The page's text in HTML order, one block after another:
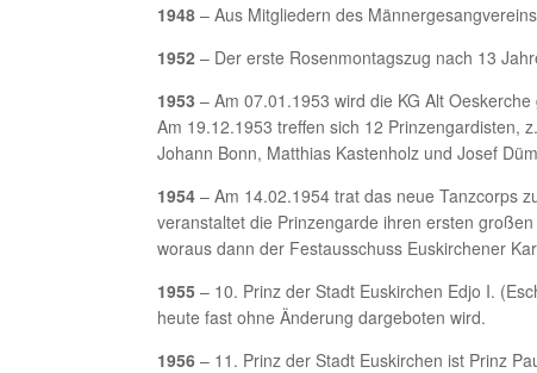
1948 – Aus Mitgliedern des
1952 – Der erste Rosenmontagszug nach 13
1953 – Am 07.01.1953 wird die KG Alt
Am 19.12.1953 treffen sich 12 Prinzengardisten,
Johann Bonn, Matthias Kastenholz und Josef
1954 – Am 14.02.1954 trat das neue Tanzcorps
veranstaltet die Prinzengarde ihren ersten
woraus dann der Festausschuss Euskirchener
1955 – 10. Prinz der Stadt Euskirchen Edjo I.
heute fast ohne Änderung dargeboten wird.
1956 – 11. Prinz der Stadt Euskirchen ist Prinz